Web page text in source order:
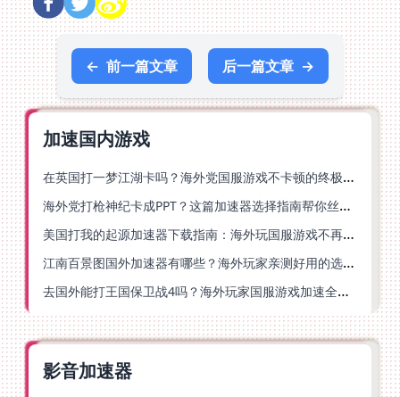
← 前一篇文章 后一篇文章 →
加速国内游戏
在英国打一梦江湖卡吗？海外党国服游戏不卡顿的终极解法
海外党打枪神纪卡成PPT？这篇加速器选择指南帮你丝滑上分
美国打我的起源加速器下载指南：海外玩国服游戏不再卡的终极方案
江南百景图国外加速器有哪些？海外玩家亲测好用的选择与避坑指南
去国外能打王国保卫战4吗？海外玩家国服游戏加速全攻略（附公主连结幻想江湖实测）
影音加速器